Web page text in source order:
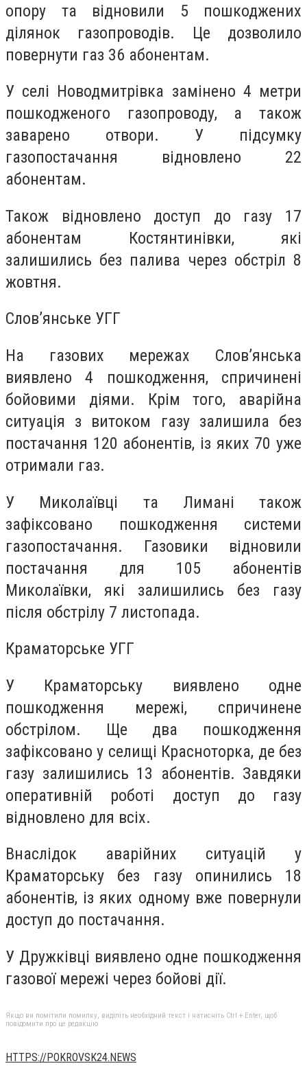
опору та відновили 5 пошкоджених
ділянок газопроводів. Це дозволило
повернути газ 36 абонентам.
У селі Новодмитрівка замінено 4 метри
пошкодженого газопроводу, а також
заварено отвори. У підсумку
газопостачання відновлено 22
абонентам.
Також відновлено доступ до газу 17
абонентам Костянтинівки, які
залишились без палива через обстріл 8
жовтня.
Слов’янське УГГ
На газових мережах Слов’янська
виявлено 4 пошкодження, спричинені
бойовими діями. Крім того, аварійна
ситуація з витоком газу залишила без
постачання 120 абонентів, із яких 70 уже
отримали газ.
У Миколаївці та Лимані також
зафіксовано пошкодження системи
газопостачання. Газовики відновили
постачання для 105 абонентів
Миколаївки, які залишились без газу
після обстрілу 7 листопада.
Краматорське УГГ
У Краматорську виявлено одне
пошкодження мережі, спричинене
обстрілом. Ще два пошкодження
зафіксовано у селищі Красноторка, де без
газу залишились 13 абонентів. Завдяки
оперативній роботі доступ до газу
відновлено для всіх.
Внаслідок аварійних ситуацій у
Краматорську без газу опинились 18
абонентів, із яких одному вже повернули
доступ до постачання.
У Дружківці виявлено одне пошкодження
газової мережі через бойові дії.
Якщо ви помітили помилку, виділіть необхідний текст і натисніть Ctrl + Enter, щоб
повідомити про це редакцію
HTTPS://POKROVSK24.NEWS